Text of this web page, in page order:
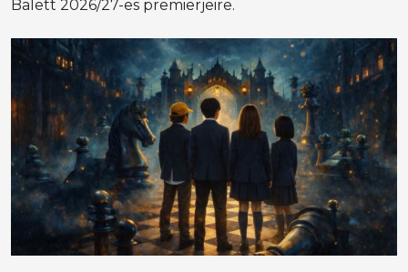
Balett 2026/27-es premierjeire.